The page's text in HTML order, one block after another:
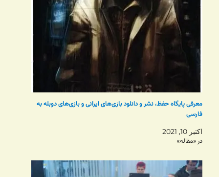
معرفی پایگاه حفظ، نشر و دانلود بازی‌های ایرانی و بازی‌های دوبله به
فارسی
اکتبر 10, 2021
در «مقاله»